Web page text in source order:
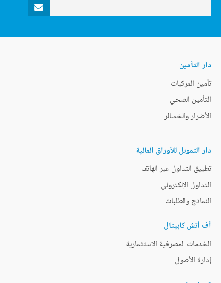
دار التأمين
تأمين المركبات
التأمين الصحي
الأضرار والخسائر
دار التمويل للأوراق المالية
تطبيق التداول عبر الهاتف
التداول الإلكتروني
النماذج والطلبات
أف أتش كابيتال
الخدمات المصرفية الاستثمارية
إدارة الأصول